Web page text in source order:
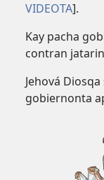
VIDEOTA].
Kay pacha
contran
Jehová
gobiernonta